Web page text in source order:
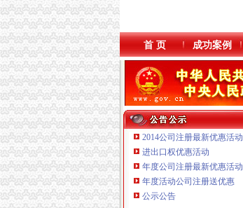
本站导航
首 页 成功案例
2014公司注册最新优惠活动
进出口权优惠活动
年度公司注册最新优惠活动
年度活动公司注册送优惠
公示公告